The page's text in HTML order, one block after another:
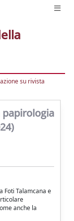
su rivista
papirologia
Foti Talamcana e
anche la